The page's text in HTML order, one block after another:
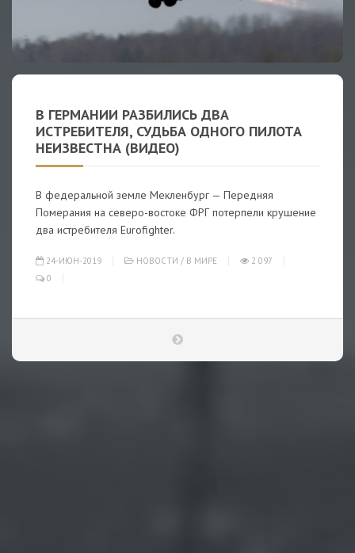
В ГЕРМАНИИ РАЗБИЛИСЬ ДВА
ИСТРЕБИТЕЛЯ, СУДЬБА ОДНОГО ПИЛОТА
НЕИЗВЕСТНА (ВИДЕО)
В федеральной земле Мекленбург — Передняя
Померания на северо-востоке ФРГ потерпели крушение
два истребителя Eurofighter.
24-ИЮН-2019 НОВОСТИ / В МИРЕ
2 097
0